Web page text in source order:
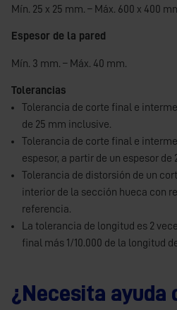
Mín. 25 x 25 mm. – Máx. 600 x 400
Espesor de la pared
Mín. 3 mm. – Máx. 40 mm.
Tolerancias
Tolerancia de corte final e
de 25 mm inclusive.
Tolerancia de corte final e
espesor, a partir de un espesor de
Tolerancia de distorsión de un
interior de la sección hueca con
referencia.
La tolerancia de longitud es 2
final más 1/10.000 de la longitud
¿Necesita ayuda